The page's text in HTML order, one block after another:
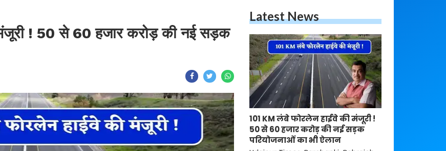
! 50 से 60 हजार करोड़ की नई सड़क
Latest News
101 KM लंबे फोरलेन हाईवे की मंजूरी !
50 से 60 हजार करोड़ की नई सड़क
परियोजनाओं का भी ऐलान